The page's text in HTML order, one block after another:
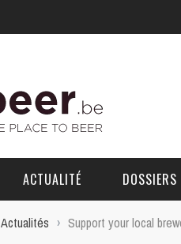
ACTUALITÉ DOSSIERS
Actualités › Support your local